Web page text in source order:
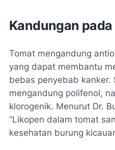
Kandungan
Tomat mengandung
yang dapat membantu
bebas penyebab kanker.
mengandung polifenol,
klorogenik. Menurut Dr.
“Likopen dalam tomat
kesehatan burung